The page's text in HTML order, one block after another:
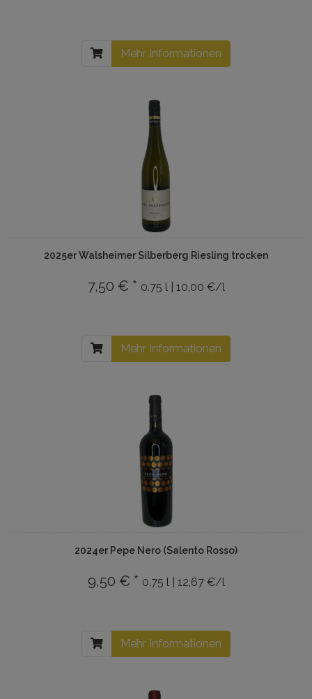
Mehr Informationen
2025er Walsheimer Silberberg Riesling trocken
7,50 € * 0.75 l | 10,00 €/l
Mehr Informationen
2024er Pepe Nero (Salento Rosso)
9,50 € * 0.75 l | 12,67 €/l
Mehr Informationen